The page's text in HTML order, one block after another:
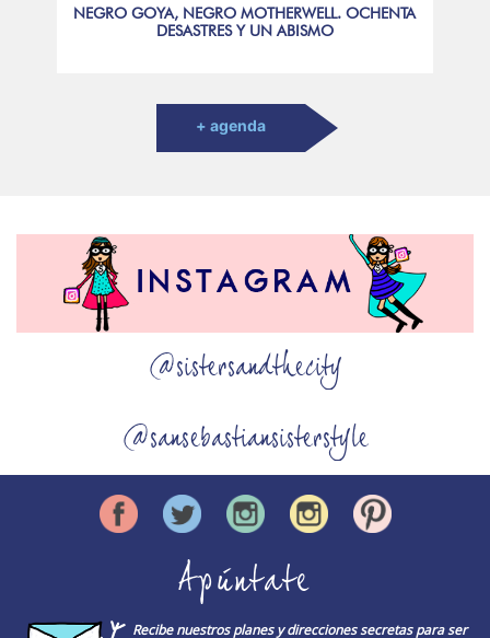
NEGRO GOYA, NEGRO MOTHERWELL. OCHENTA
DESASTRES Y UN ABISMO
+ agenda
@sistersandthecity
@sansebastiansisterstyle
Apúntate
Recibe nuestros planes y direcciones secretas para ser